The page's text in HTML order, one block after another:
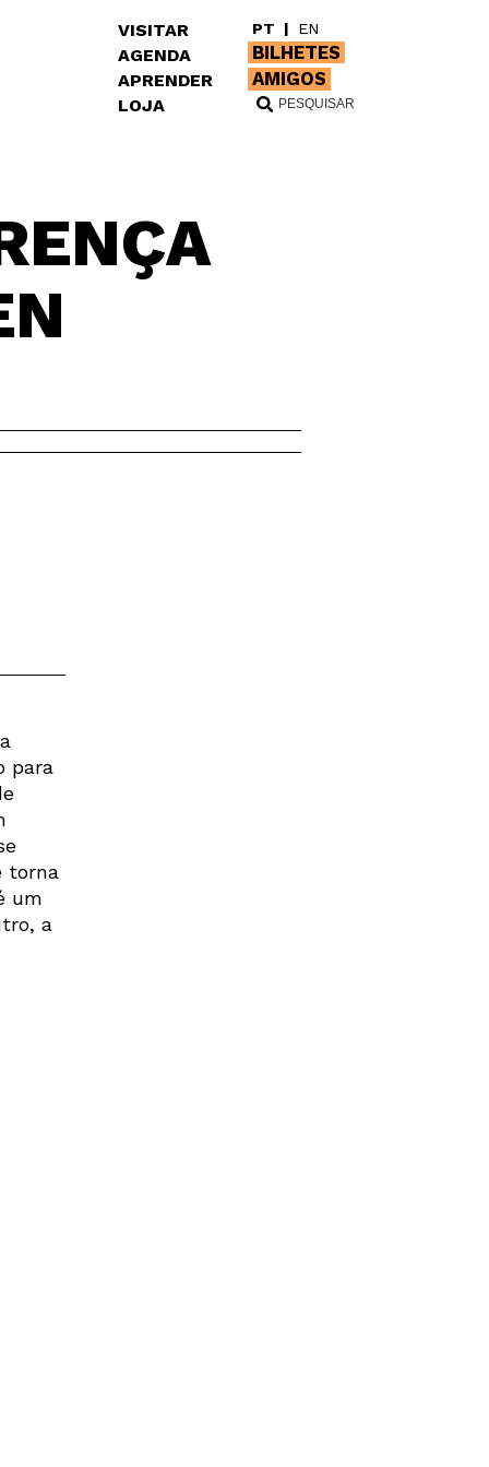
VISITAR
AGENDA
APRENDER
LOJA
PT | EN
BILHETES
AMIGOS
para
torna
um
a